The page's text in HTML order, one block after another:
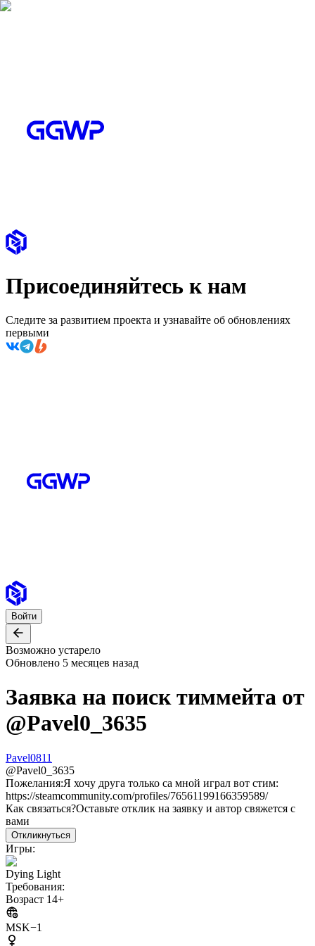
Присоединяйтесь к нам
Следите за развитием проекта и узнавайте об обновлениях
первыми
Войти
Возможно устарело
Обновлено 5 месяцев назад
Заявка на поиск тиммейта от
@Pavel0_3635
Pavel0811
@Pavel0_3635
Пожелания:Я хочу друга только са мной играл вот стим:
https://steamcommunity.com/profiles/76561199166359589/
Как связаться?Оставьте отклик на заявку и автор свяжется с
вами
Откликнуться
Игры:
Dying Light
Требования:
Возраст 14+
MSK−1